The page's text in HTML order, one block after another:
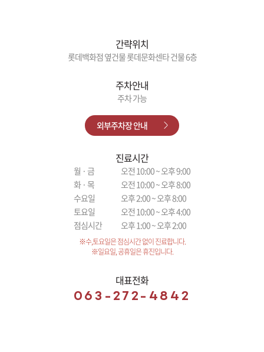
간략위치
롯데백화점 옆건물 롯데문화센타 건물 6층
주차안내
주차 가능
외부주차장 안내
진료시간
월 · 금
오전 10:00 ~ 오후 9:00
화 · 목
오전 10:00 ~ 오후 8:00
수요일
오후 2:00 ~ 오후 8:00
토요일
오전 10:00 ~ 오후 4:00
점심시간
오후 1:00 ~ 오후 2:00
※수,토요일은 점심시간 없이 진료합니다.
※일요일, 공휴일은 휴진입니다.
대표전화
063-272-4842